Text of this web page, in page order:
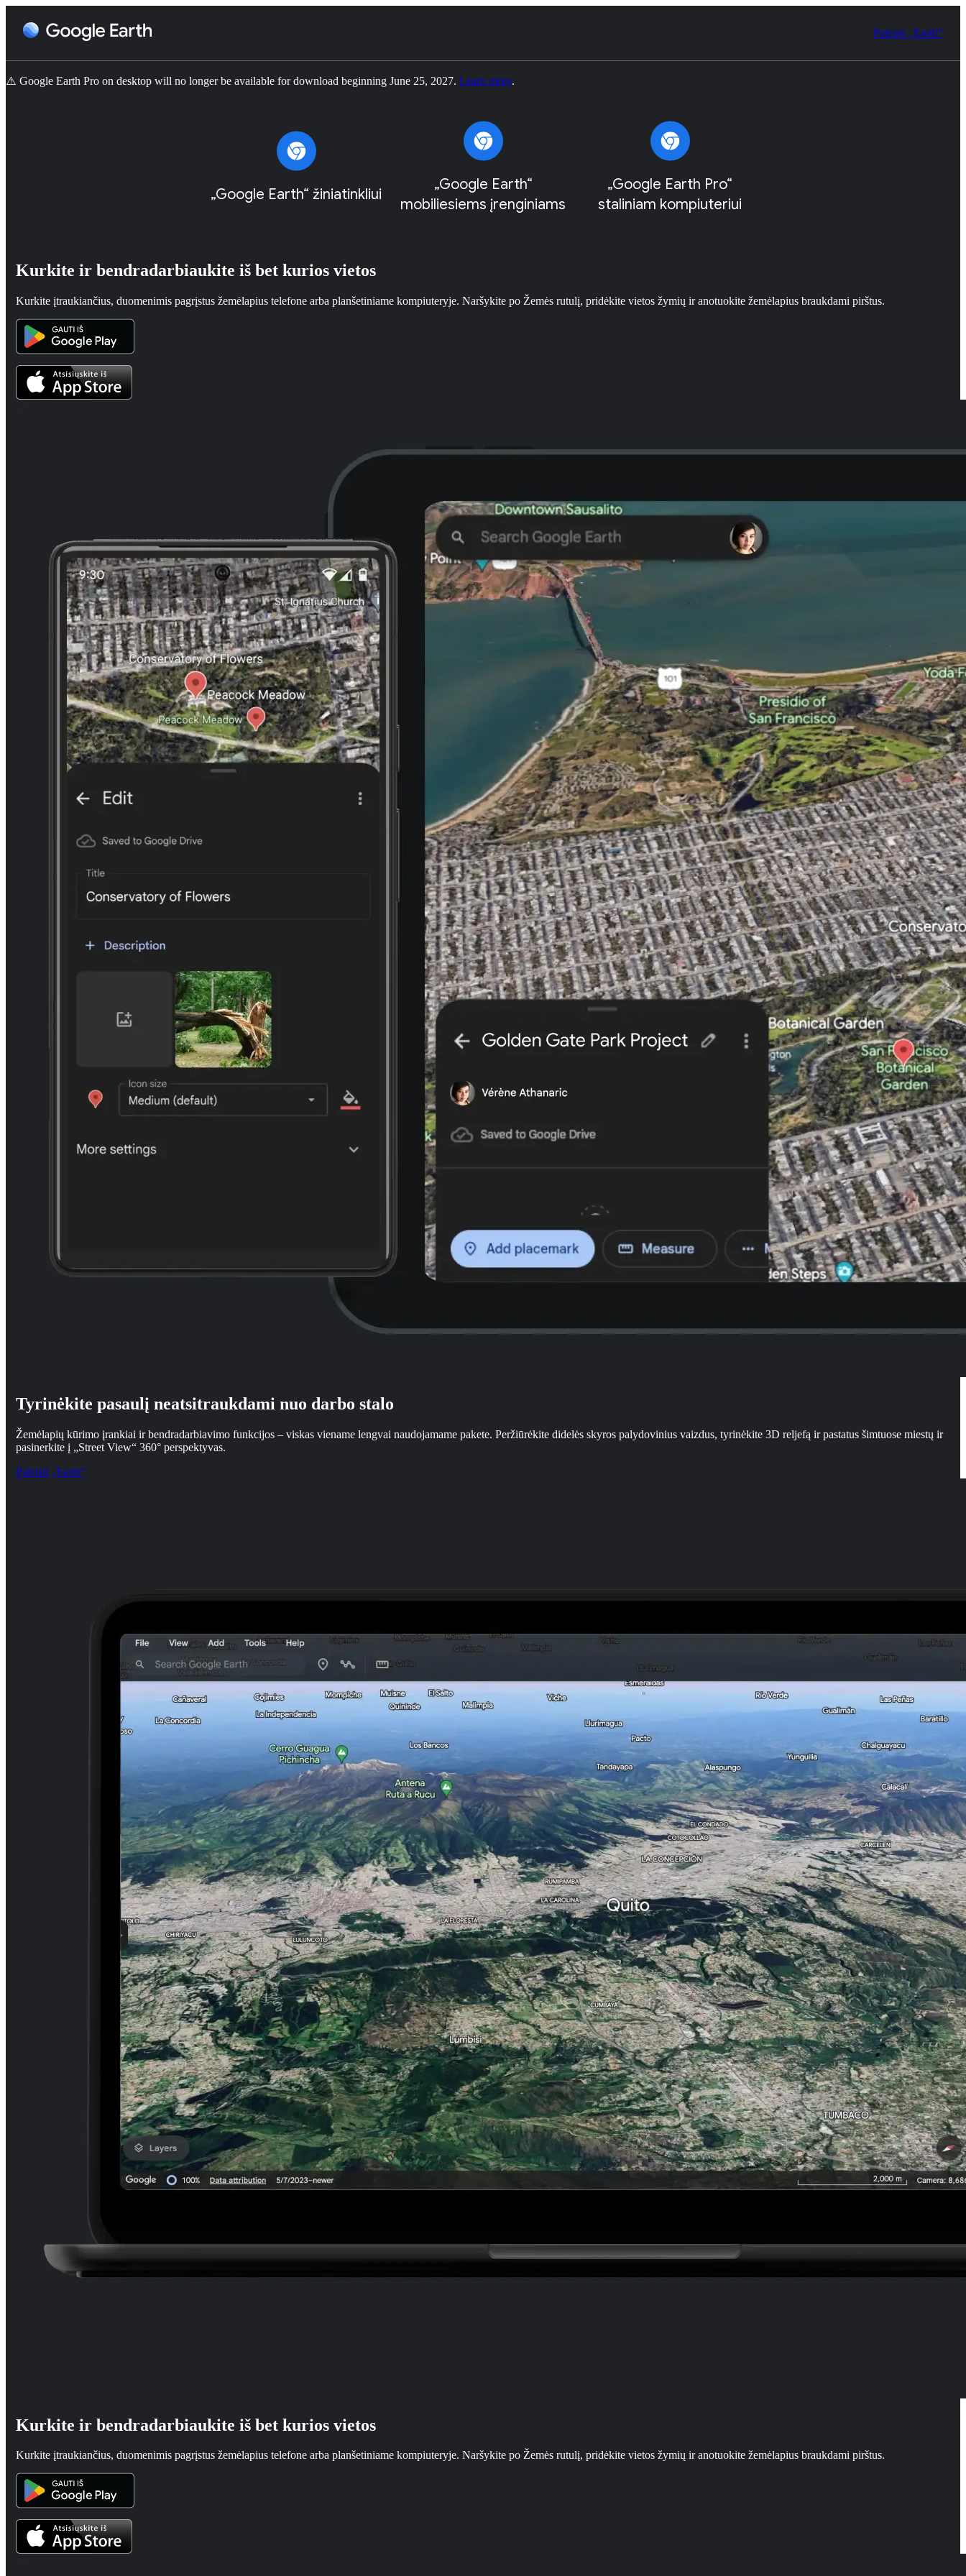
Paleisti „Earth“
⚠️ Google Earth Pro on desktop will no longer be available for download beginning June 25, 2027. Learn more.
„Google Earth“ žiniatinkliui
„Google Earth“
mobiliesiems įrenginiams
„Google Earth Pro“
staliniam kompiuteriui
Kurkite ir bendradarbiaukite iš bet kurios vietos
Kurkite įtraukiančius, duomenimis pagrįstus žemėlapius telefone arba planšetiniame kompiuteryje. Naršykite po Žemės rutulį, pridėkite vietos žymių ir anotuokite žemėlapius braukdami pirštus.
Tyrinėkite pasaulį neatsitraukdami nuo darbo stalo
Žemėlapių kūrimo įrankiai ir bendradarbiavimo funkcijos – viskas viename lengvai naudojamame pakete. Peržiūrėkite didelės skyros palydovinius vaizdus, tyrinėkite 3D reljefą ir pastatus šimtuose miestų ir
pasinerkite į „Street View“ 360° perspektyvas.
Paleisti „Earth“
Kurkite ir bendradarbiaukite iš bet kurios vietos
Kurkite įtraukiančius, duomenimis pagrįstus žemėlapius telefone arba planšetiniame kompiuteryje. Naršykite po Žemės rutulį, pridėkite vietos žymių ir anotuokite žemėlapius braukdami pirštus.